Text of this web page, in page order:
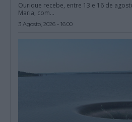
Ourique recebe, entre 13 e 16 de
Maria, com...
3 Agosto, 2026 - 16:00